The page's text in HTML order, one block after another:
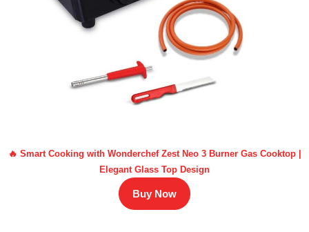
🔥 Smart Cooking with Wonderchef Zest Neo 3 Burner Gas Cooktop |
Elegant Glass Top Design
Buy Now